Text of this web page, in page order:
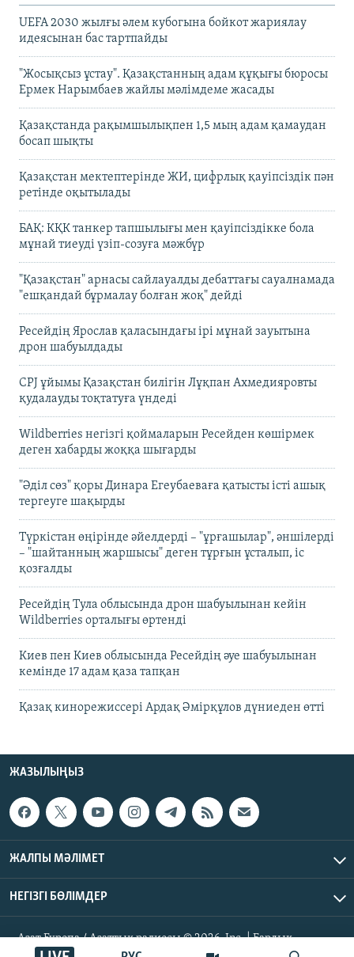
UEFA 2030 жылғы әлем кубогына бойкот жариялау
идеясынан бас тартпайды
"Жосықсыз ұстау". Қазақстанның адам құқығы бюросы
Ермек Нарымбаев жайлы мәлімдеме жасады
Қазақстанда рақымшылықпен 1,5 мың адам қамаудан
босап шықты
Қазақстан мектептерінде ЖИ, цифрлық қауіпсіздік пән
ретінде оқытылады
БАҚ: КҚК танкер тапшылығы мен қауіпсіздікке бола
мұнай тиеуді үзіп-созуға мәжбүр
"Қазақстан" арнасы сайлауалды дебаттағы сауалнамада
"ешқандай бұрмалау болған жоқ" дейді
Ресейдің Ярослав қаласындағы ірі мұнай зауытына
дрон шабуылдады
CPJ ұйымы Қазақстан билігін Лұқпан Ахмедияровты
қудалауды тоқтатуға үндеді
Wildberries негізгі қоймаларын Ресейден көшірмек
деген хабарды жоққа шығарды
"Әділ сөз" қоры Динара Егеубаеваға қатысты істі ашық
тергеуге шақырды
Түркістан өңірінде әйелдерді – "ұрғашылар", әншілерді
– "шайтанның жаршысы" деген тұрғын ұсталып, іс
қозғалды
Ресейдің Тула облысында дрон шабуылынан кейін
Wildberries орталығы өртенді
Киев пен Киев облысында Ресейдің әуе шабуылынан
кемінде 17 адам қаза тапқан
Қазақ кинорежиссері Ардақ Әмірқұлов дүниеден өтті
ЖАЗЫЛЫҢЫЗ
ЖАЛПЫ МӘЛІМЕТ
НЕГІЗГІ БӨЛІМДЕР
Азат Еуропа / Азаттық радиосы © 2026, Inc. | Барлық
құқықтары қорғалған